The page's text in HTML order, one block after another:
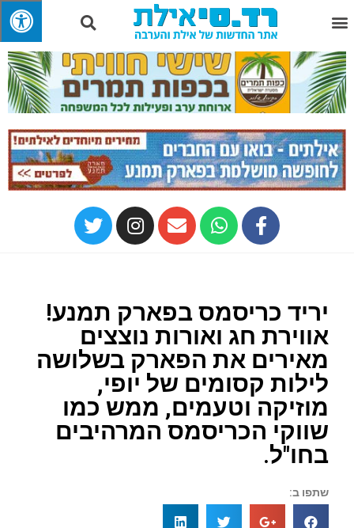
יריד כריסמס בפארק תמנע!
אווירת חג ואורות נוצצים
מאירים את הפארק בשלושה
לילות קסומים של יופי,
מוזיקה וטעמים, ממש כמו
שווקי הכריסמס המרהיבים
בחו"ל.
שתפו ב: